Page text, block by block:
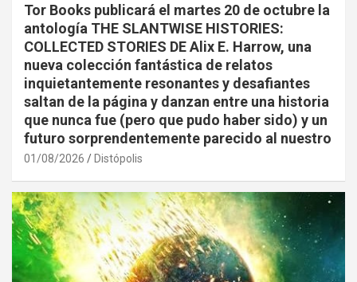
Tor Books publicará el martes 20 de octubre la
antología THE SLANTWISE HISTORIES:
COLLECTED STORIES DE Alix E. Harrow, una
nueva colección fantástica de relatos
inquietantemente resonantes y desafiantes
saltan de la página y danzan entre una historia
que nunca fue (pero que pudo haber sido) y un
futuro sorprendentemente parecido al nuestro
01/08/2026 Distópolis